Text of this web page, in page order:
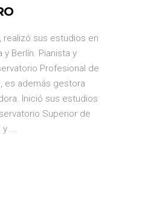
realizó sus estudios en
y Berlín. Pianista y
Profesional de
es además gestora
Inició sus estudios
Superior de
y